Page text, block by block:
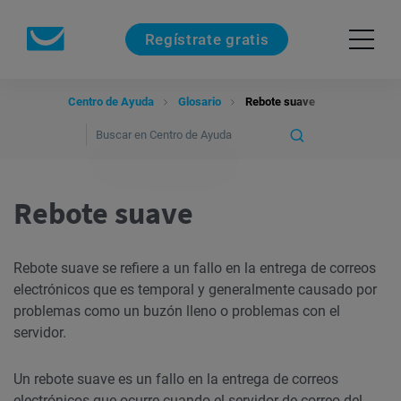
Regístrate gratis
Centro de Ayuda Glosario Rebote suave
Rebote suave
Rebote suave se refiere a un fallo en la entrega de correos
electrónicos que es temporal y generalmente causado por
problemas como un buzón lleno o problemas con el
servidor.
Un rebote suave es un fallo en la entrega de correos